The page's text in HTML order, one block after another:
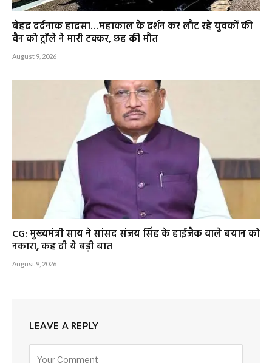
बेहद दर्दनाक हादसा…महाकाल के दर्शन कर लौट रहे युवकों की
वैन को ट्रॉले ने मारी टक्कर, छह की मौत
August 9, 2026
CG: मुख्यमंत्री साय ने सांसद संजय सिंह के हाईजैक वाले बयान को
नकारा, कह दी ये बड़ी बात
August 9, 2026
LEAVE A REPLY